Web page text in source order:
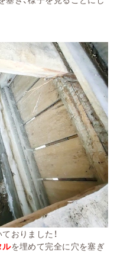
おりました！
ルを埋めて完全に穴を塞ぎ